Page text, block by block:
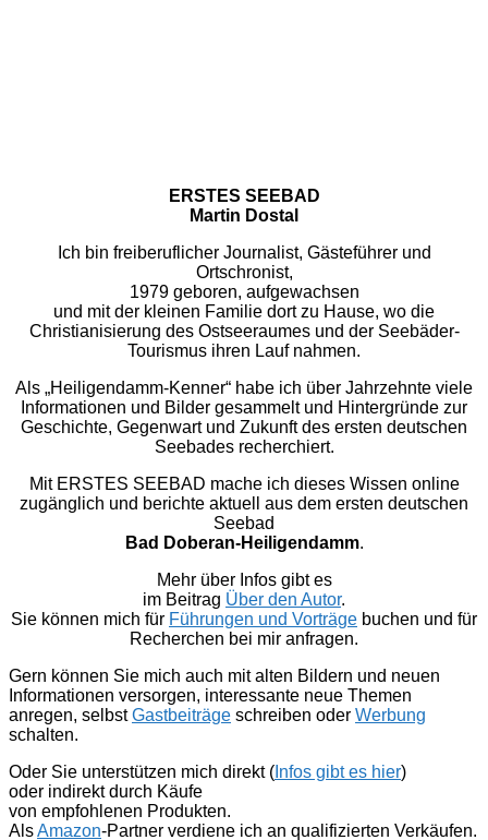
ERSTES SEEBAD
Martin Dostal
Ich bin freiberuflicher Journalist, Gästeführer und
Ortschronist,
1979 geboren, aufgewachsen
und mit der kleinen Familie dort zu Hause, wo die
Christianisierung des Ostseeraumes und der Seebäder-
Tourismus ihren Lauf nahmen.
Als „Heiligendamm-Kenner“ habe ich über Jahrzehnte viele
Informationen und Bilder gesammelt und Hintergründe zur
Geschichte, Gegenwart und Zukunft des ersten deutschen
Seebades recherchiert.
Mit ERSTES SEEBAD mache ich dieses Wissen online
zugänglich und berichte aktuell aus dem ersten deutschen
Seebad
Bad Doberan-Heiligendamm.
Mehr über Infos gibt es
im Beitrag Über den Autor.
Sie können mich für Führungen und Vorträge buchen und für
Recherchen bei mir anfragen.
Gern können Sie mich auch mit alten Bildern und neuen
Informationen versorgen, interessante neue Themen
anregen, selbstGastbeiträge schreiben oder Werbung
schalten.
Oder Sie unterstützen mich direkt ( Infos gibt es hier)
oder indirekt durch Käufe
von empfohlenen Produkten.
AlsAmazon-Partner verdiene ich an qualifizierten Verkäufen.